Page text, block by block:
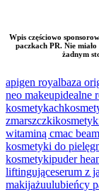
Wpis częściowo
paczkach PR. Nie
żadnym
apigen royalbaza
neo makeupidealne
kosmetykach
zmarszczki
witaminą cmac
kosmetyki do
kosmetykipuder
liftingująceserum z
makijażuulubieńcy